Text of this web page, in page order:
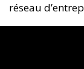
réseau